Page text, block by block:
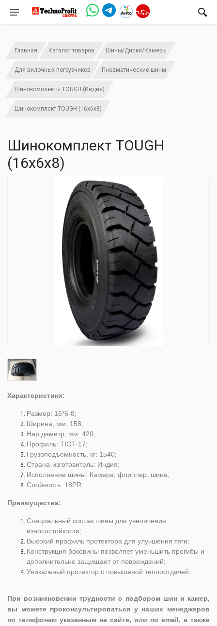
Главная Каталог товаров Шины/Диски/Камеры
Для вилочных погрузчиков Пневматические шины
Шинокомплекты TOUGH (Индия)
Шинокомплект TOUGH (16x6x8)
Шинокомплект TOUGH
(16x6x8)
Характеристики:
Размер: 16*6-8;
Ширина, мм: 158;
Нар.даметр, мм: 420;
Профиль: TIOT-17;
Грузоподъемность, кг: 1540;
Страна-изготовитель: Индия;
Исполнение шины: Камера, флиппер, шина;
Слойность: 18PR.
Преимущества:
Специальный состав шины для увеличения
износостойкости;
Высокий профиль протектора для улучшения тяги;
Конструкция боковины позволяет уменьшить прогибы и
дополнительно защищает от повреждений;
Уникальный протектор с повышеной теплоотдачей.
При возникновении трудности с подбором шин и камер,
вы можете проконсультироваться у наших менеджеров
по телефонам указанным на сайте, или по email, а также